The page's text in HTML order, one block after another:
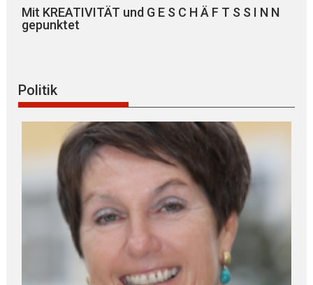
Mit KREATIVITÄT und G E S C H Ä F T S S I N N
gepunktet
Politik